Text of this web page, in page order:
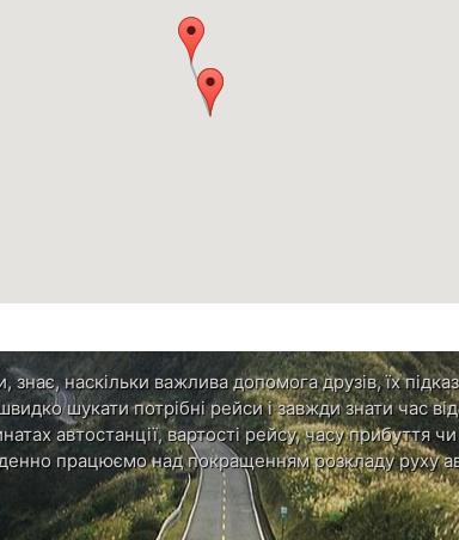
наскільки важлива допомога друзів, їх
шукати потрібні рейси і завжди знати час
автостанції, вартості рейсу, часу прибуття
працюємо над покращенням розкладу руху